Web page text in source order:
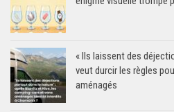
« Ils laissent des
veut durcir les règles
aménagés